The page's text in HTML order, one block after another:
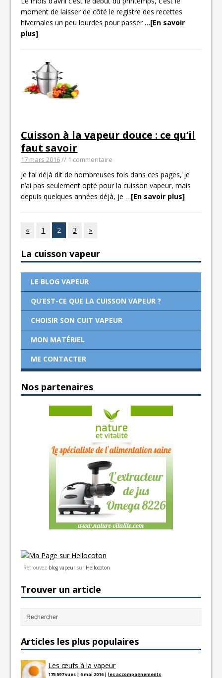
moment de laisser de côté le registre des recettes
hivernales un peu lourdes pour passer…[En savoir
plus]
Cuisson à la vapeur douce : ce qu’il
faut savoir
17 mars 2016// 1 commentaire
Je l’ai déjà dit de nombreuses fois dans ces pages, je
n’ai pas seulement opté pour la cuisson vapeur, mais
depuis quelques années déjà, je…[En savoir plus]
« 1 2 3 »
La cuisson vapeur
LE BLOG VAPEUR
QU’EST-CE QUE LA CUISSON VAPEUR ?
CHOISIR SON CUIT VAPEUR
MON MATÉRIEL
ME CONTACTER
Nos partenaires
Retrouvez blog vapeur sur Hellocoton
Trouver un article
Articles les plus populaires
Les œufs à la vapeur
175 597 vues |6 mai 2016 |les accompagnements